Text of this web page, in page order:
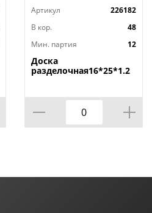
Артикул
226182
В кор.
48
Мин. партия
12
Доска
разделочная16*25*1.2